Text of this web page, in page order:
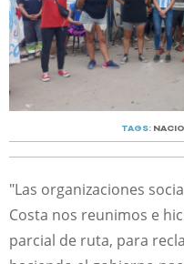
TAGS:
"Las organizaciones
Costa nos reunimos e
parcial de ruta, para